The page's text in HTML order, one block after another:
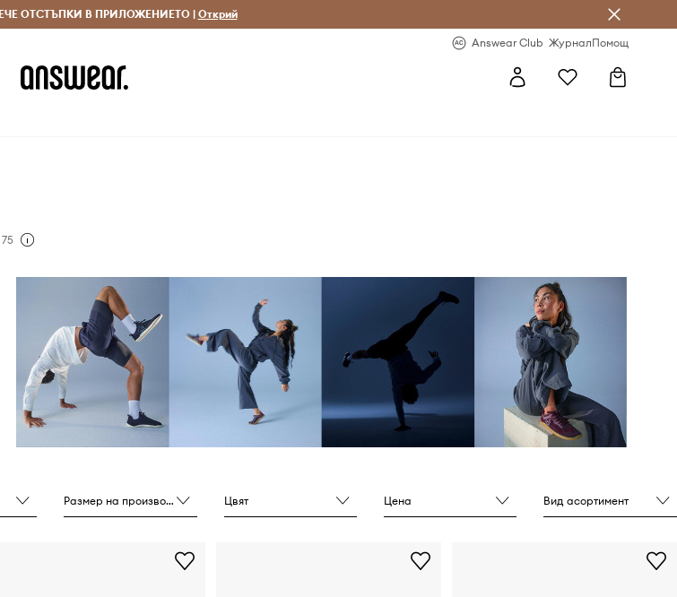
70 EUR Доставка 1-5 дни
ОТСТЪПКИ В ПРИЛОЖЕНИЕТО | Открий
Answear Club ЖурналПомощ
Размер на производителя Цвят Цена Вид асортимент